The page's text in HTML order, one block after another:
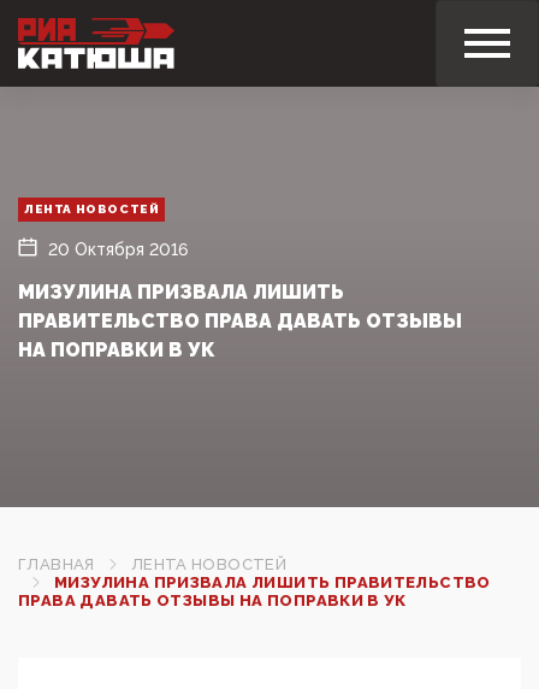
ЛЕНТА НОВОСТЕЙ
20 Октября 2016
МИЗУЛИНА ПРИЗВАЛА ЛИШИТЬ
ПРАВИТЕЛЬСТВО ПРАВА ДАВАТЬ ОТЗЫВЫ
НА ПОПРАВКИ В УК
ГЛАВНАЯ
ЛЕНТА НОВОСТЕЙ
МИЗУЛИНА ПРИЗВАЛА ЛИШИТЬ ПРАВИТЕЛЬСТВО
ПРАВА ДАВАТЬ ОТЗЫВЫ НА ПОПРАВКИ В УК